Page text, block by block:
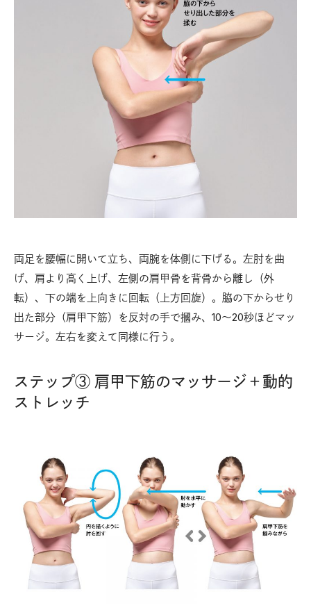
両足を腰幅に開いて立ち、両腕を体側に下げる。左肘を曲
げ、肩より高く上げ、左側の肩甲骨を背骨から離し（外
転）、下の端を上向きに回転（上方回旋）。脇の下からせり
出た部分（肩甲下筋）を反対の手で摑み、10～20秒ほどマッ
サージ。左右を変えて同様に行う。
ステップ③ 肩甲下筋のマッサージ＋動的
ストレッチ